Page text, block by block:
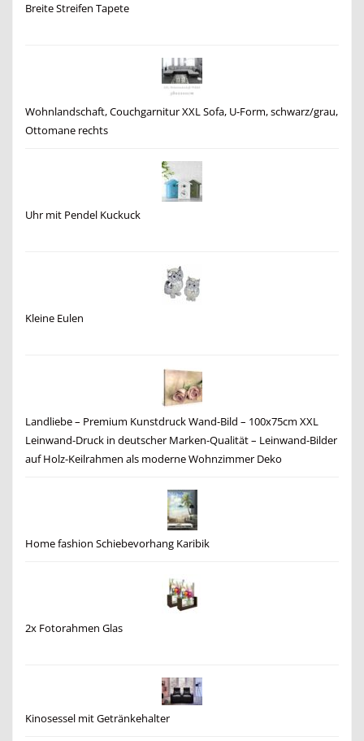
Breite Streifen Tapete
Wohnlandschaft, Couchgarnitur XXL Sofa, U-Form, schwarz/grau,
Ottomane rechts
Uhr mit Pendel Kuckuck
Kleine Eulen
Landliebe – Premium Kunstdruck Wand-Bild – 100x75cm XXL
Leinwand-Druck in deutscher Marken-Qualität – Leinwand-Bilder
auf Holz-Keilrahmen als moderne Wohnzimmer Deko
Home fashion Schiebevorhang Karibik
2x Fotorahmen Glas
Kinosessel mit Getränkehalter